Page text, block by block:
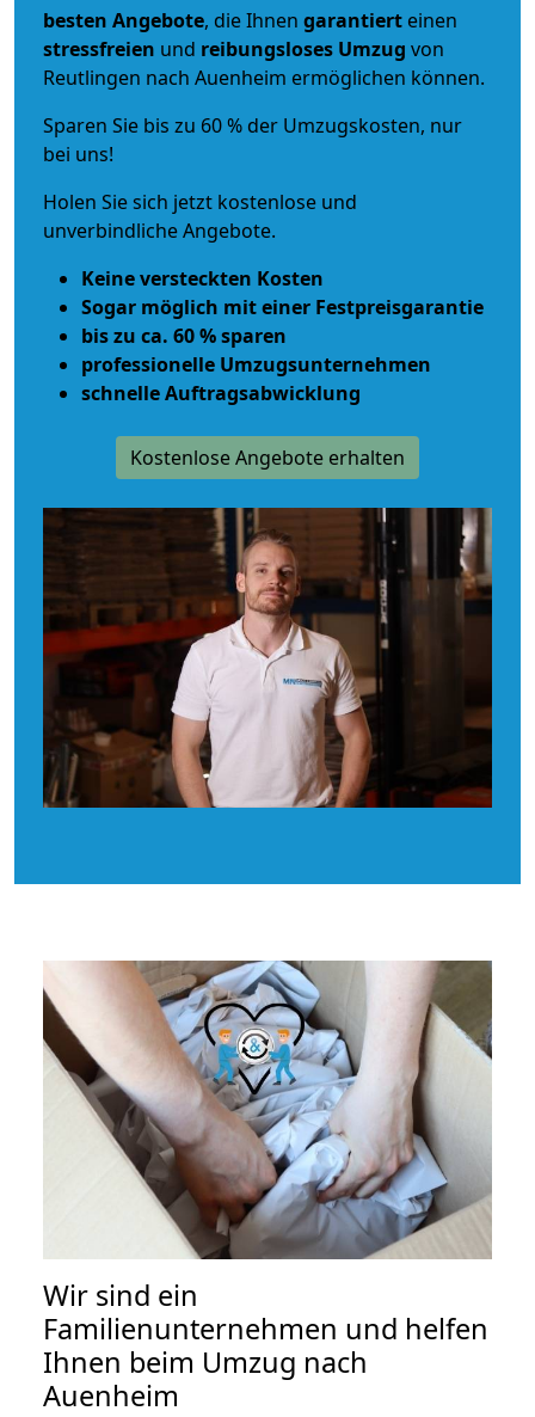
besten Angebote, die Ihnen garantiert einen
stressfreien und reibungsloses Umzug von
Reutlingen nach Auenheim ermöglichen können.
Sparen Sie bis zu 60 % der Umzugskosten, nur
bei uns!
Holen Sie sich jetzt kostenlose und
unverbindliche Angebote.
Keine versteckten Kosten
Sogar möglich mit einer Festpreisgarantie
bis zu ca. 60 % sparen
professionelle Umzugsunternehmen
schnelle Auftragsabwicklung
Kostenlose Angebote erhalten
Wir sind ein
Familienunternehmen und helfen
Ihnen beim Umzug nach
Auenheim